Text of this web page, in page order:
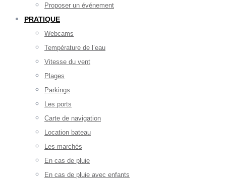
Proposer un événement
PRATIQUE
Webcams
Température de l’eau
Vitesse du vent
Plages
Parkings
Les ports
Carte de navigation
Location bateau
Les marchés
En cas de pluie
En cas de pluie avec enfants